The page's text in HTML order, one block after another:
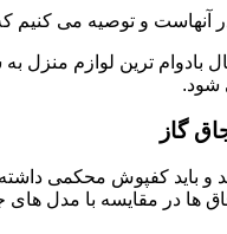
آنهاست و توصیه می کنیم
بادوام ترین لوازم منزل
شود.
گاز
باید کفپوش محکمی
ها در مقایسه با مدل